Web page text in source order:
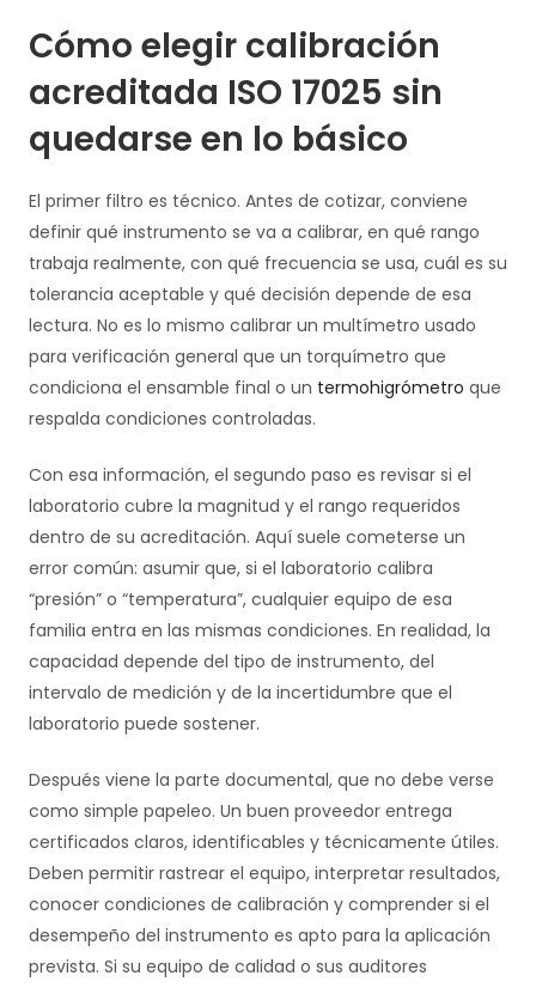
Cómo elegir calibración
acreditada ISO 17025 sin
quedarse en lo básico
El primer filtro es técnico. Antes de cotizar, conviene
definir qué instrumento se va a calibrar, en qué rango
trabaja realmente, con qué frecuencia se usa, cuál es su
tolerancia aceptable y qué decisión depende de esa
lectura. No es lo mismo calibrar un multímetro usado
para verificación general que un torquímetro que
condiciona el ensamble final o un termohigrómetro que
respalda condiciones controladas.
Con esa información, el segundo paso es revisar si el
laboratorio cubre la magnitud y el rango requeridos
dentro de su acreditación. Aquí suele cometerse un
error común: asumir que, si el laboratorio calibra
“presión” o “temperatura”, cualquier equipo de esa
familia entra en las mismas condiciones. En realidad, la
capacidad depende del tipo de instrumento, del
intervalo de medición y de la incertidumbre que el
laboratorio puede sostener.
Después viene la parte documental, que no debe verse
como simple papeleo. Un buen proveedor entrega
certificados claros, identificables y técnicamente útiles.
Deben permitir rastrear el equipo, interpretar resultados,
conocer condiciones de calibración y comprender si el
desempeño del instrumento es apto para la aplicación
prevista. Si su equipo de calidad o sus auditores